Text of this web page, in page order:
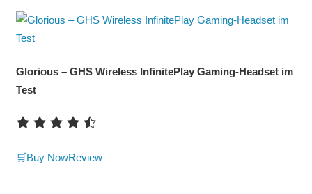
Glorious – GHS Wireless InfinitePlay Gaming-Headset im
Test
🛒Buy NowReview